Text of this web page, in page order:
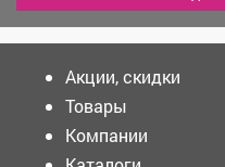
Акции, скидки
Товары
Компании